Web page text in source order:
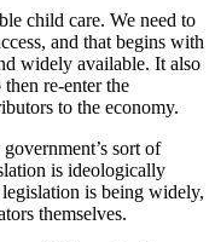
child care. We need to
and that begins with
widely available. It also
re-enter the
to the economy.
sort of
is ideologically
is being widely,
themselves.